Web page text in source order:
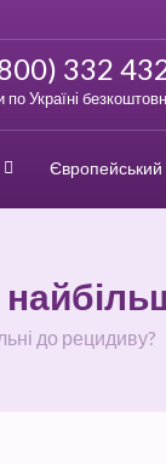
332
по Україні
Європейський
до рецидиву?